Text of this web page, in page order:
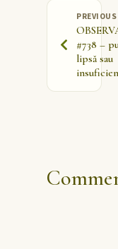
PREVIOUS
#738 –
lipsă sau